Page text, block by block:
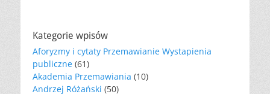
Kategorie wpisów
Aforyzmy i cytaty Przemawianie Wystapienia
publiczne (61)
Akademia Przemawiania (10)
Andrzej Różański (50)